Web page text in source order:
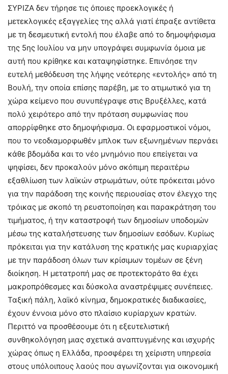
ΣΥΡΙΖΑ δεν τήρησε τις όποιες προεκλογικές ή
μετεκλογικές εξαγγελίες της αλλά γιατί έπραξε αντίθετα
με τη δεσμευτική εντολή που έλαβε από το δημοψήφισμα
της 5ης Ιουλίου να μην υπογράψει συμφωνία όμοια με
αυτή που κρίθηκε και καταψηφίστηκε. Επινόησε την
ευτελή μεθόδευση της λήψης νεότερης «εντολής» από τη
Βουλή, την οποία επίσης παρέβη, με το ατιμωτικό για τη
χώρα κείμενο που συνυπέγραψε στις Βρυξέλλες, κατά
πολύ χειρότερο από την πρόταση συμφωνίας που
απορρίφθηκε στο δημοψήφισμα. Οι εφαρμοστικοί νόμοι,
που το νεοδιαμορφωθέν μπλοκ των εξωνημένων περνάει
κάθε βδομάδα και το νέο μνημόνιο που επείγεται να
ψηφίσει, δεν προκαλούν μόνο σκόπιμη περαιτέρω
εξαθλίωση των λαϊκών στρωμάτων, ούτε πρόκειται μόνο
για την παράδοση της κοινής περιουσίας στον έλεγχο της
τρόικας με σκοπό τη ρευστοποίηση και παρακράτηση του
τιμήματος, ή την καταστροφή των δημοσίων υποδομών
μέσω της καταλήστευσης των δημοσίων εσόδων. Κυρίως
πρόκειται για την κατάλυση της κρατικής μας κυριαρχίας
με την παράδοση όλων των κρίσιμων τομέων σε ξένη
διοίκηση. Η μετατροπή μας σε προτεκτοράτο θα έχει
μακροπρόθεσμες και δύσκολα αναστρέψιμες συνέπειες.
Ταξική πάλη, λαϊκό κίνημα, δημοκρατικές διαδικασίες,
έχουν έννοια μόνο στο πλαίσιο κυρίαρχων κρατών.
Περιττό να προσθέσουμε ότι η εξευτελιστική
συνθηκολόγηση μιας σχετικά αναπτυγμένης και ισχυρής
χώρας όπως η Ελλάδα, προσφέρει τη χείριστη υπηρεσία
στους υπόλοιπους λαούς που αγωνίζονται για οικονομική